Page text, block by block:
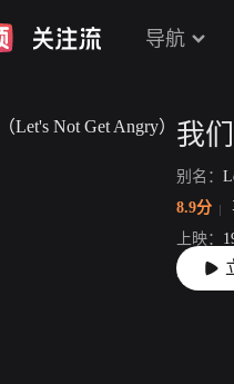
导航
我
别名：
8.9分
上映：
片长：